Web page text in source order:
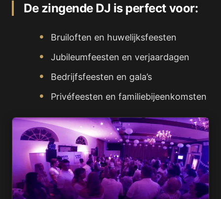
De zingende DJ is perfect voor:
Bruiloften en huwelijksfeesten
Jubileumfeesten en verjaardagen
Bedrijfsfeesten en gala’s
Privéfeesten en familiebijeenkomsten